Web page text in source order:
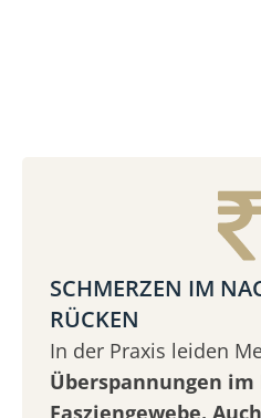
SCHMERZEN IM
RÜCKEN
In der Praxis leiden
Überspannungen